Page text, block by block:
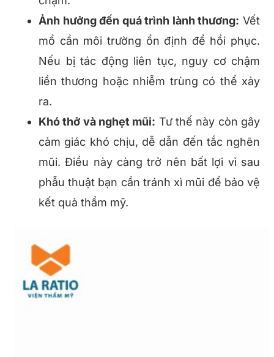
Ảnh hưởng đến quá trình lành thương: Vết
mổ cần môi trường ổn định để hồi phục.
Nếu bị tác động liên tục, nguy cơ chậm
liền thương hoặc nhiễm trùng có thể xảy
ra.
Khó thở và nghẹt mũi: Tư thế này còn gây
cảm giác khó chịu, dễ dẫn đến tắc nghẽn
mũi. Điều này càng trở nên bất lợi vì sau
phẫu thuật bạn cần tránh xì mũi để bảo vệ
kết quả thẩm mỹ.